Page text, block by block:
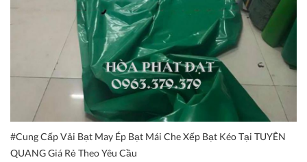
#Cung Cấp Vải Bạt May Ép Bạt Mái Che Xếp Bạt Kéo Tại TUYÊN
QUANG Giá Rẻ Theo Yêu Cầu